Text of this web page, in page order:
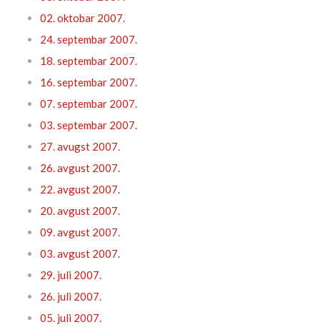
02. oktobar 2007.
24. septembar 2007.
18. septembar 2007.
16. septembar 2007.
07. septembar 2007.
03. septembar 2007.
27. avugst 2007.
26. avgust 2007.
22. avgust 2007.
20. avgust 2007.
09. avgust 2007.
03. avgust 2007.
29. juli 2007.
26. juli 2007.
05. juli 2007.